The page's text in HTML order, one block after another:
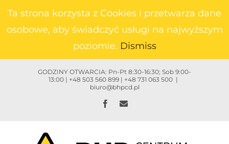
zawartości
GODZINY OTWARCIA: Pn-Pt 8:30-16:30; Sob 9:00-
13:00 | +48 503 560 899 | +48 731 063 500 |
biuro@bhpcd.pl
FacebookEmail
Ta strona korzysta z Cookies i przetwarza dane
osobowe, aby świadczyć usługi na najwyższym
poziomie. Dismiss